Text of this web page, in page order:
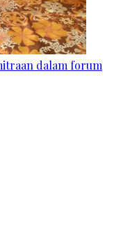
dalam forum